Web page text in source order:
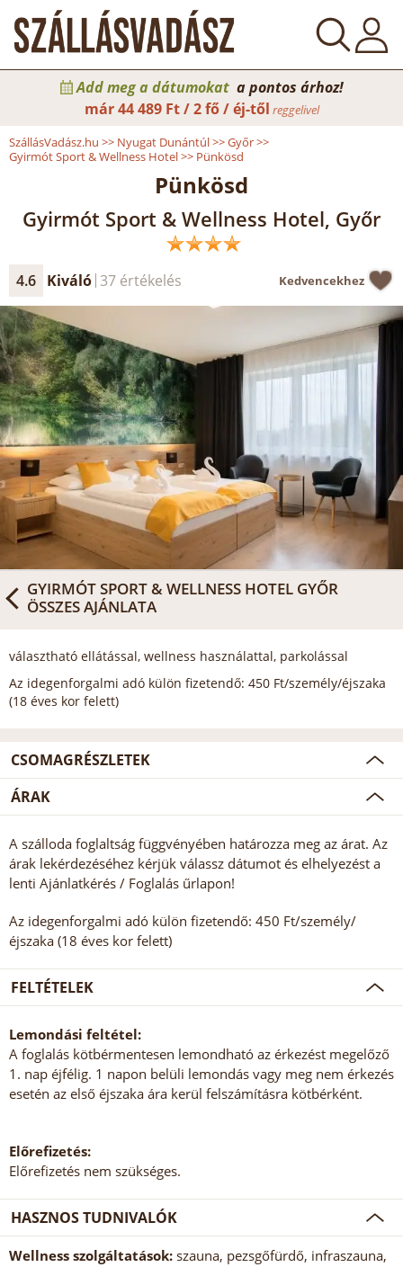
Add meg a dátumokat a pontos árhoz!
már44 489 Ft / 2 fő / éj-től reggelivel
SzállásVadász.hu >> Nyugat Dunántúl>>Győr>>
Gyirmót Sport & Wellness Hotel>> Pünkösd
Pünkösd
Gyirmót Sport & Wellness Hotel, Győr
4.6 Kiváló 37 értékelés Kedvencekhez
GYIRMÓT SPORT & WELLNESS HOTEL GYŐR
ÖSSZES AJÁNLATA
választható ellátással, wellness használattal, parkolással
Az idegenforgalmi adó külön fizetendő: 450 Ft/személy/éjszaka
(18 éves kor felett)
CSOMAGRÉSZLETEK
ÁRAK
A szálloda foglaltság függvényében határozza meg az árat. Az
árak lekérdezéséhez kérjük válassz dátumot és elhelyezést a
lenti Ajánlatkérés / Foglalás űrlapon!
Az idegenforgalmi adó külön fizetendő: 450 Ft/személy/
éjszaka (18 éves kor felett)
FELTÉTELEK
Lemondási feltétel:
A foglalás kötbérmentesen lemondható az érkezést megelőző
1. nap éjfélig. 1 napon belüli lemondás vagy meg nem érkezés
esetén az első éjszaka ára kerül felszámításra kötbérként.
Előrefizetés:
Előrefizetés nem szükséges.
HASZNOS TUDNIVALÓK
Wellness szolgáltatások: szauna, pezsgőfürdő, infraszauna,